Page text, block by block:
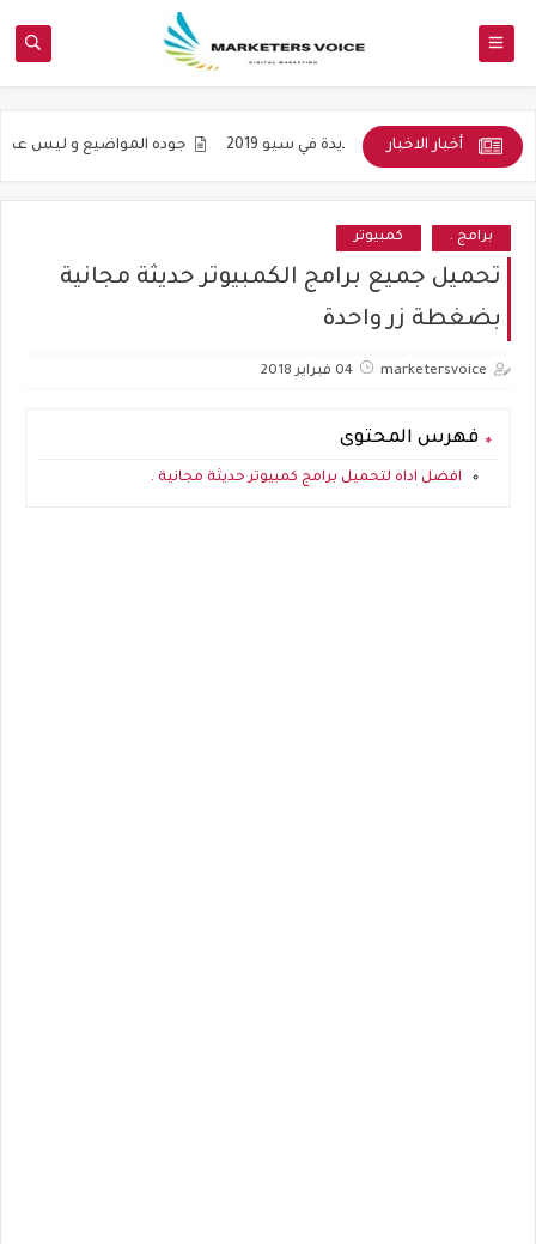
أخبار الاخبار
الجديدة في سيو 2019 جوده المواضيع و ليس عددها هو شعار
برامج . كمبيوتر
تحميل جميع برامج الكمبيوتر حديثة مجانية
بضغطة زر واحدة
marketersvoice 04 فبراير 2018
فهرس المحتوى
افضل اداه لتحميل برامج كمبيوتر حديثة مجانية .